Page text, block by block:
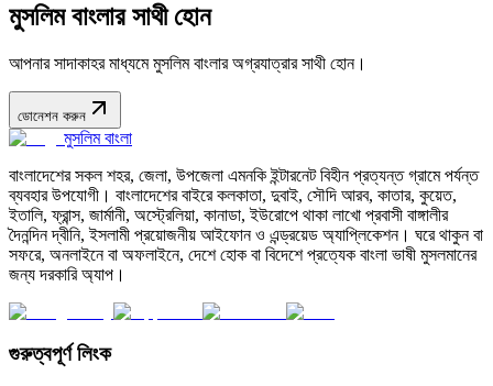
মুসলিম বাংলার সাথী হোন
আপনার সাদাকাহর মাধ্যমে মুসলিম বাংলার অগ্রযাত্রার সাথী হোন।
ডোনেশন করুন
মুসলিম বাংলা
বাংলাদেশের সকল শহর, জেলা, উপজেলা এমনকি ইন্টারনেট বিহীন প্রত্যন্ত গ্রামে পর্যন্ত
ব্যবহার উপযোগী। বাংলাদেশের বাইরে কলকাতা, দুবাই, সৌদি আরব, কাতার, কুয়েত,
ইতালি, ফ্রান্স, জার্মানী, অস্ট্রেলিয়া, কানাডা, ইউরোপে থাকা লাখো প্রবাসী বাঙ্গালীর
দৈনন্দিন দ্বীনি, ইসলামী প্রয়োজনীয় আইফোন ও এন্ড্রয়েড অ্যাপ্লিকেশন। ঘরে থাকুন বা
সফরে, অনলাইনে বা অফলাইনে, দেশে হোক বা বিদেশে প্রত্যেক বাংলা ভাষী মুসলমানের
জন্য দরকারি অ্যাপ।
গুরুত্বপূর্ণ লিংক